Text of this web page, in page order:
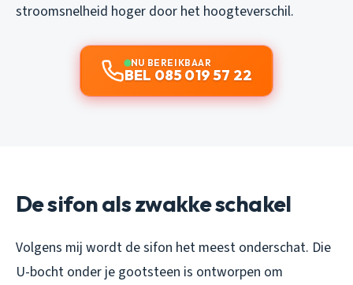
stroomsnelheid hoger door het hoogteverschil.
NU BEREIKBAAR
BEL 085 019 57 22
De sifon als zwakke schakel
Volgens mij wordt de sifon het meest onderschat. Die
U-bocht onder je gootsteen is ontworpen om